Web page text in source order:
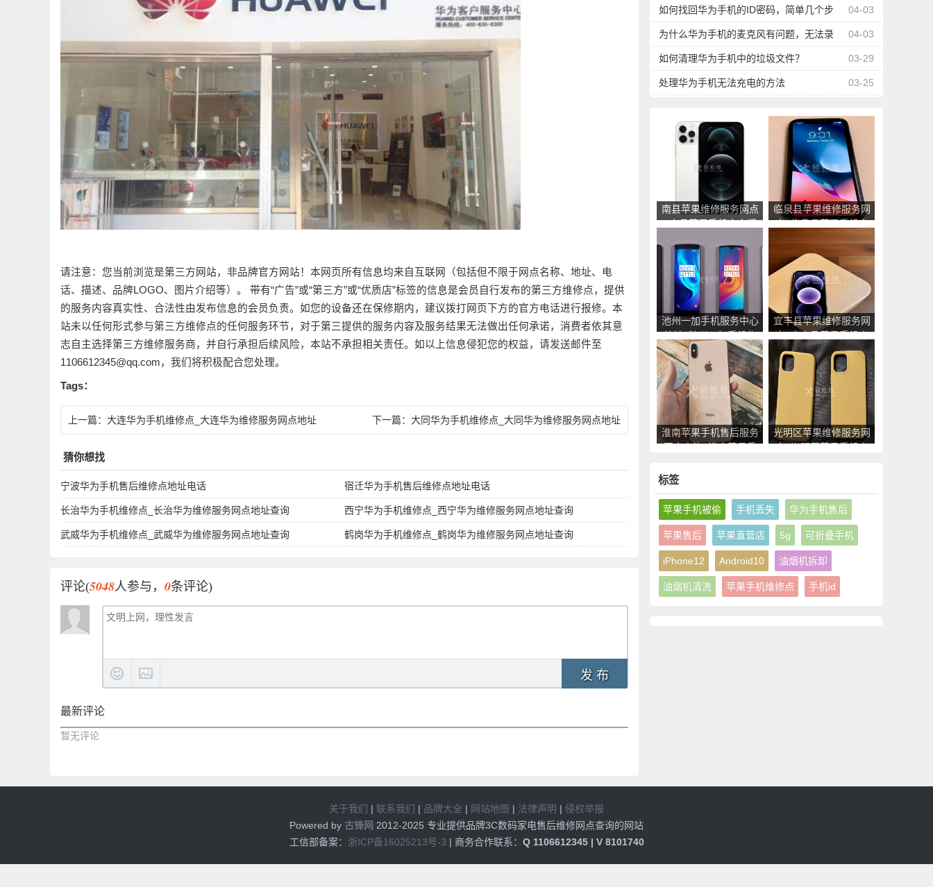
请注意：您当前浏览是第三方网站，非品牌官方网站！本网页所有信息均来自互联网（包括但不限于网点名称、地址、电
话、描述、品牌LOGO、图片介绍等）。 带有“广告”或“第三方”或“优质店”标签的信息是会员自行发布的第三方维修点，提供
的服务内容真实性、合法性由发布信息的会员负责。如您的设备还在保修期内，建议拨打网页下方的官方电话进行报修。本
站未以任何形式参与第三方维修点的任何服务环节，对于第三提供的服务内容及服务结果无法做出任何承诺，消费者依其意
志自主选择第三方维修服务商，并自行承担后续风险，本站不承担相关责任。如以上信息侵犯您的权益，请发送邮件至
1106612345@qq.com，我们将积极配合您处理。
Tags：
上一篇： 大连华为手机维修点_大连华为维修服务网点地址 下一篇：大同华为手机维修点_大同华为维修服务网点地址
猜你想找
宁波华为手机售后维修点地址电话 宿迁华为手机售后维修点地址电话
长治华为手机维修点_长治华为维修服务网点地址查询 西宁华为手机维修点_西宁华为维修服务网点地址查询
武威华为手机维修点_武威华为维修服务网点地址查询 鹤岗华为手机维修点_鹤岗华为维修服务网点地址查询
评论(5048人参与， 0条评论)
发 布
最新评论
暂无评论
04-03
如何找回华为手机的ID密码，简单几个步
骤 04-03
为什么华为手机的麦克风有问题，无法录
音或者对方听不到声音？ 03-29
如何清理华为手机中的垃圾文件？
03-25
处理华为手机无法充电的方法
南县苹果维修服务网点
_南县苹果手机官方授
临泉县苹果维修服务网
点_临泉县苹果手机官
方授权售后维修中心地
址电话
池州一加手机服务中心
地址_池州一加手机售
后维修点查询
宜丰县苹果维修服务网
点_宜丰县苹果手机官
方授权售后维修中心地
址电话
淮南苹果手机售后服务
网点查询_淮南苹果手
光明区苹果维修服务网
点_光明区苹果手机官
标签
苹果手机被偷 手机丢失 华为手机售后
苹果售后 苹果直营店 5g 可折叠手机
iPhone12 Android10 油烟机拆卸
油烟机清洗 苹果手机维修点 手机id
关于我们 | 联系我们 | 品牌大全 | 网站地图 | 法律声明 | 侵权举报
Powered by 古锋网 2012-2025 专业提供品牌3C数码家电售后维修网点查询的网站
工信部备案： 浙ICP备16025213号-3 | 商务合作联系： Q 1106612345 | V 8101740